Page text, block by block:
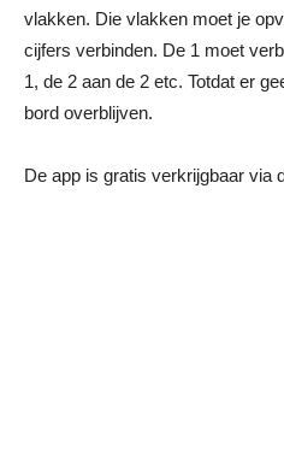
vlakken. Die vlakken moet je
cijfers verbinden. De 1 moet
1, de 2 aan de 2 etc. Totdat er
bord overblijven.
De app is gratis verkrijgbaar via